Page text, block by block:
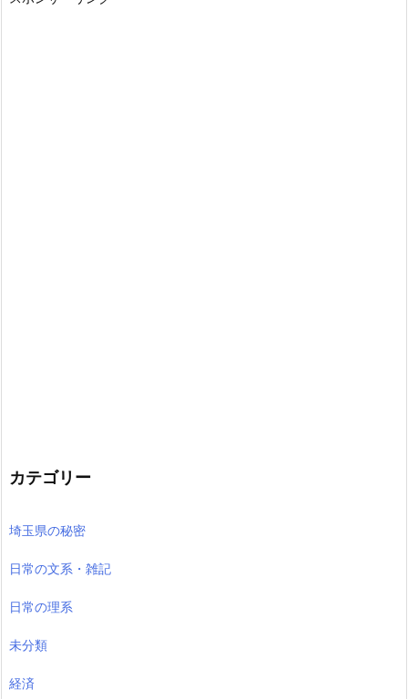
カテゴリー
埼玉県の秘密
日常の文系・雑記
日常の理系
未分類
経済